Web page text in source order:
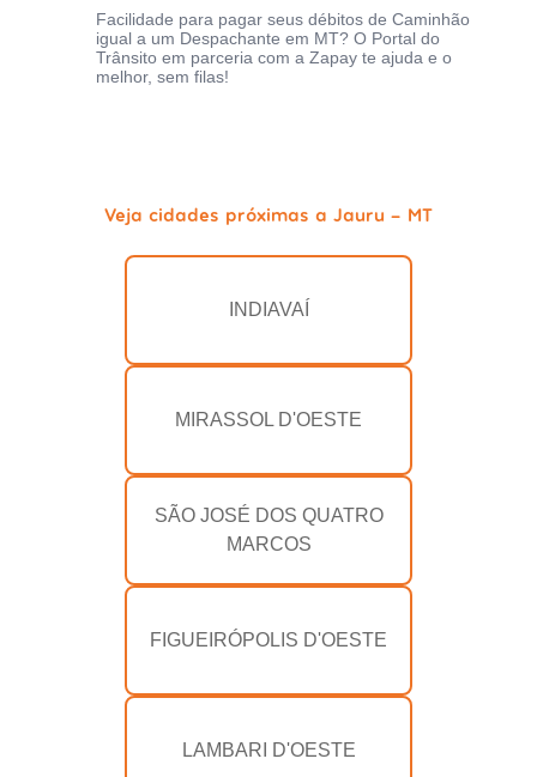
Facilidade para pagar seus débitos de Caminhão
igual a um Despachante em MT? O Portal do
Trânsito em parceria com a Zapay te ajuda e o
melhor, sem filas!
Veja cidades próximas a Jauru - MT
INDIAVAÍ
MIRASSOL D'OESTE
SÃO JOSÉ DOS QUATRO
MARCOS
FIGUEIRÓPOLIS D'OESTE
LAMBARI D'OESTE